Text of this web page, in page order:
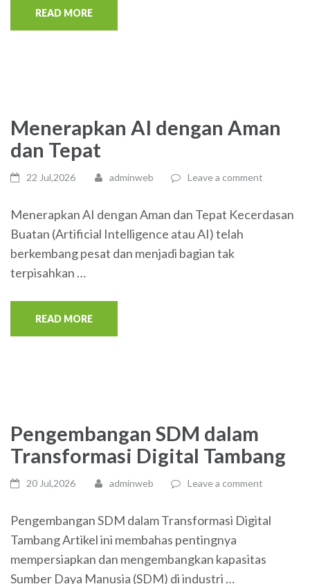
READ MORE
Menerapkan AI dengan Aman
dan Tepat
22 Jul,2026 adminweb Leave a comment
Menerapkan AI dengan Aman dan Tepat Kecerdasan
Buatan (Artificial Intelligence atau AI) telah
berkembang pesat dan menjadi bagian tak
terpisahkan …
READ MORE
Pengembangan SDM dalam
Transformasi Digital Tambang
20 Jul,2026 adminweb Leave a comment
Pengembangan SDM dalam Transformasi Digital
Tambang Artikel ini membahas pentingnya
mempersiapkan dan mengembangkan kapasitas
Sumber Daya Manusia (SDM) di industri …